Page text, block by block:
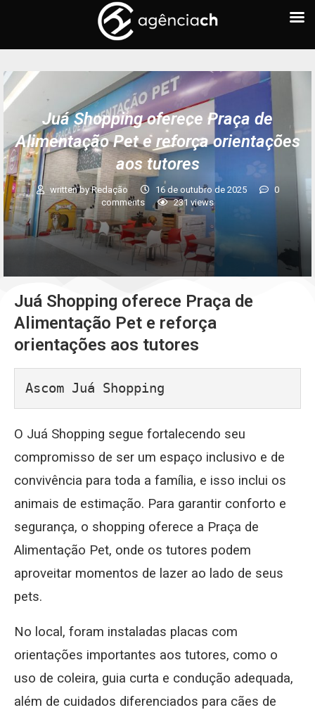
Juá Shopping oferece Praça de
Alimentação Pet e reforça orientações
aos tutores
written byRedação 16 de outubro de 2025
0
comments
231 views
Juá Shopping oferece Praça de
Alimentação Pet e reforça
orientações aos tutores
Ascom Juá Shopping
O Juá Shopping segue fortalecendo seu
compromisso de ser um espaço inclusivo e de
convivência para toda a família, e isso inclui os
animais de estimação. Para garantir conforto e
segurança, o shopping oferece a Praça de
Alimentação Pet, onde os tutores podem
aproveitar momentos de lazer ao lado de seus
pets.
No local, foram instaladas placas com
orientações importantes aos tutores, como o
uso de coleira, guia curta e condução adequada,
além de cuidados diferenciados para cães de